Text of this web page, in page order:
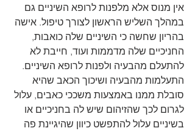
אין מנוס אלא מלפנות לרופא השיניים גם
במהלך השליש הראשון לצורך טיפול. אישה
בהריון שחשה כי השיניים שלה כואבות,
החניכיים שלה מדממות ועוד, חייבת לא
להתעלם מהבעיה ולפנות לרופא השיניים.
התעלמות מהבעיה ושיכוך הכאב שהיא
סובלת ממנו באמצעות משככי כאבים, עלול
לגרום לכך שהזיהום שיש לה בחניכיים או
בשיניים עלול להתפשט כיוון שהיגיינת פה